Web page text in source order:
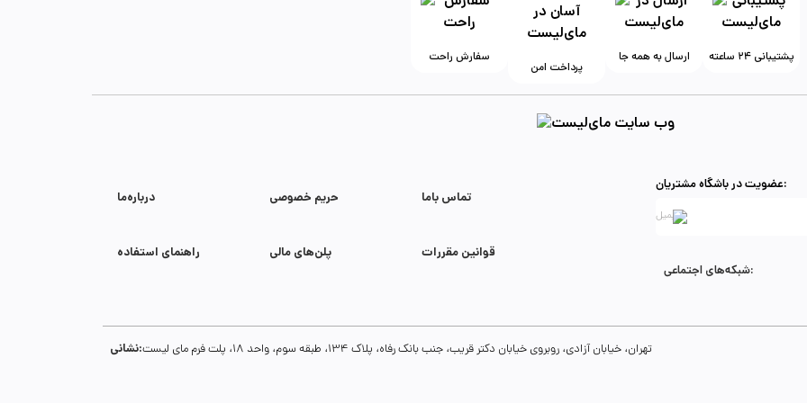
سفارش راحت
پرداخت امن
ارسال به همه جا پشتیبانی ۲۴ ساعته
درباره‌ما حریم خصوصی تماس با‌ما
راهنمای استفاده پلن‌های مالی قوانین مقررات
عضویت در باشگاه مشتریان:
شبکه‌های اجتماعی:
نشانی: تهران، خیابان آزادی، روبروی خیابان دکتر قریب، جنب بانک رفاه، پلاک 134، طبقه سوم، واحد 18، پلت فرم مای لیست